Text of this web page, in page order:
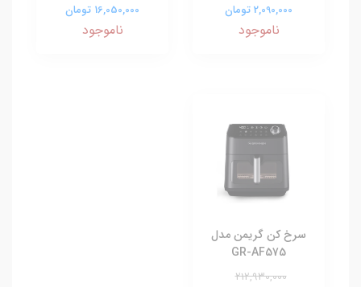
2,090,000 تومان
ناموجود
16,050,000 تومان
ناموجود
سرخ کن گریمن مدل
GR-AF575
212,930,000